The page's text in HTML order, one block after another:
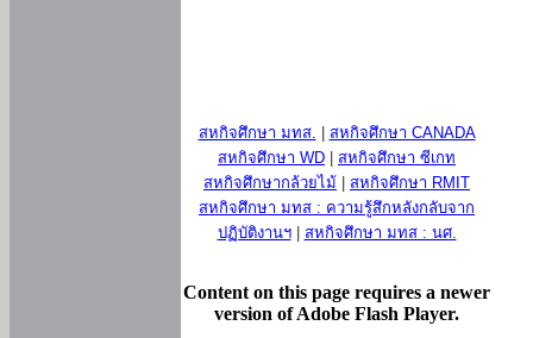
สหกิจศึกษา มทส.
สหกิจศึกษา CANADA
สหกิจศึกษา WD
สหกิจศึกษา ซีเกท
สหกิจศึกษากล้วยไม้
สหกิจศึกษา RMIT
สหกิจศึกษา มทส : ความรู้สึกหลังกลับจาก
ปฏิบัติงานฯ| สหกิจศึกษา มทส : นศ.
Content on this page requires a newer
version of Adobe Flash Player.